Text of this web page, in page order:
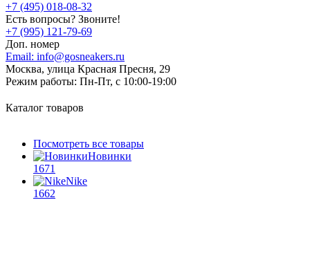
+7 (495) 018-08-32
Есть вопросы? Звоните!
+7 (995) 121-79-69
Доп. номер
Email: info@gosneakers.ru
Москва, улица Красная Пресня, 29
Режим работы: Пн-Пт, с 10:00-19:00
Каталог товаров
Посмотреть все товары
Новинки
1671
Nike
1662